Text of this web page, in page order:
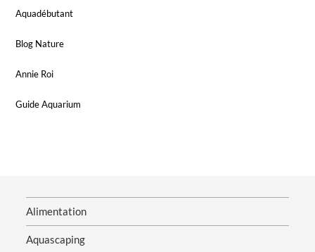
Aquadébutant
Blog Nature
Annie Roi
Guide Aquarium
Alimentation
Aquascaping